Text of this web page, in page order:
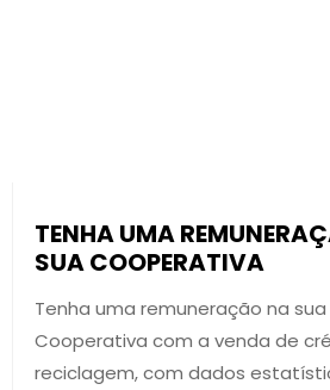
TENHA UMA
SUA COOPERATIVA
Tenha uma remuneração na sua
Cooperativa com a venda de
reciclagem, com dados